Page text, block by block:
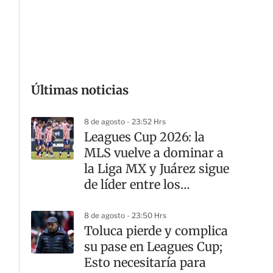
Últimas noticias
8 de agosto - 23:52 Hrs
Leagues Cup 2026: la
MLS vuelve a dominar a
la Liga MX y Juárez sigue
de líder entre los
8 de agosto - 23:50 Hrs
Toluca pierde y complica
su pase en Leagues Cup;
Esto necesitaría para